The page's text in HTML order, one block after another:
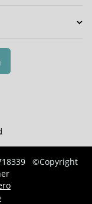
©Copyright